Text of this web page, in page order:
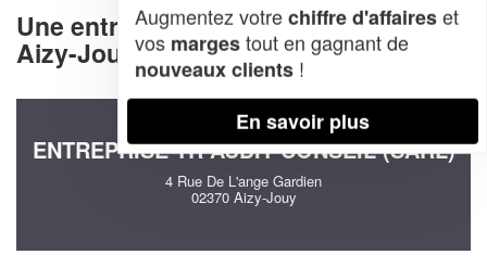
Une entreprise decommunication à
Aizy-Jouy (02370)
ENTREPRISE TR AUDIT CONSEIL (SARL)
4 Rue De L'ange Gardien
02370 Aizy-Jouy
Augmentez votrechiffre d'affaireset
vos margestout en gagnant de
nouveaux clients !
En savoir plus